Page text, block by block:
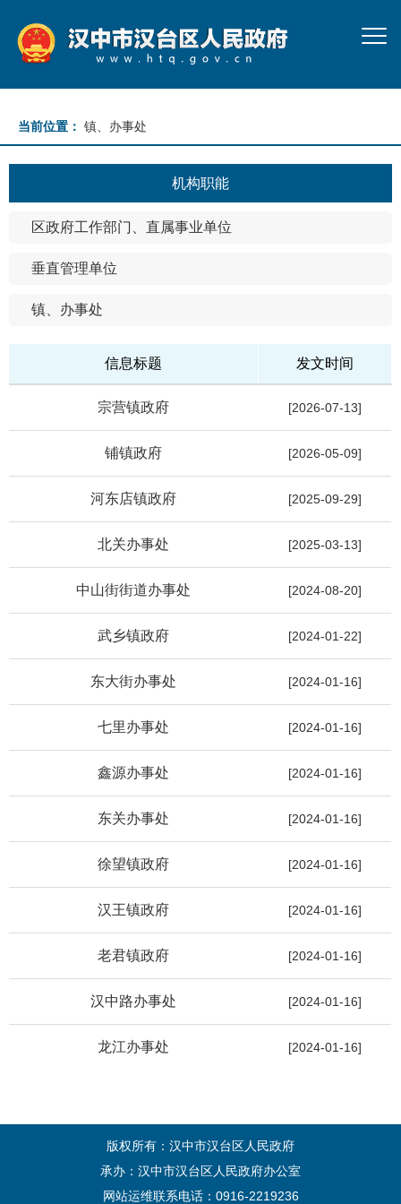
当前位置： 镇、办事处
机构职能
区政府工作部门、直属事业单位
垂直管理单位
镇、办事处
信息标题 发文时间
宗营镇政府 [2026-07-13]
铺镇政府 [2026-05-09]
河东店镇政府 [2025-09-29]
北关办事处 [2025-03-13]
中山街街道办事处 [2024-08-20]
武乡镇政府 [2024-01-22]
东大街办事处 [2024-01-16]
七里办事处 [2024-01-16]
鑫源办事处 [2024-01-16]
东关办事处 [2024-01-16]
徐望镇政府 [2024-01-16]
汉王镇政府 [2024-01-16]
老君镇政府 [2024-01-16]
汉中路办事处 [2024-01-16]
龙江办事处 [2024-01-16]
版权所有：汉中市汉台区人民政府
承办：汉中市汉台区人民政府办公室
网站运维联系电话：0916-2219236